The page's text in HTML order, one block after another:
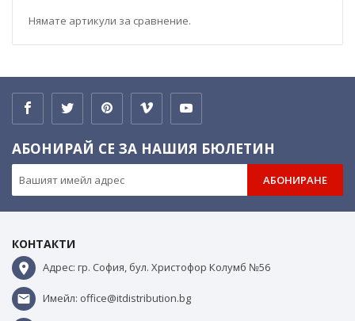
Нямате артикули за сравнение.
АБОНИРАЙ СЕ ЗА НАШИЯ БЮЛЕТИН
АБОНИРАНЕ
КОНТАКТИ
Адрес: гр. София, бул. Христофор Колумб №56
Имейл: office@itdistribution.bg